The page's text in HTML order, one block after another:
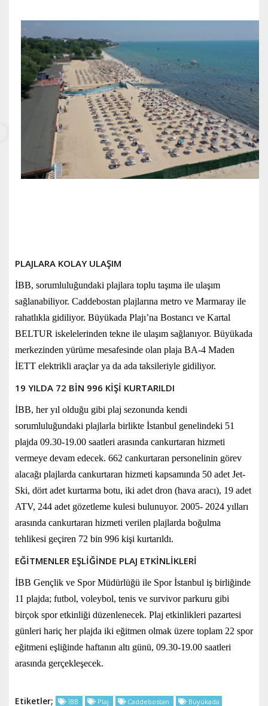
PLAJLARA KOLAY ULAŞIM
İBB, sorumluluğundaki plajlara toplu taşıma ile ulaşım
sağlanabiliyor. Caddebostan plajlarına metro ve Marmaray ile
rahatlıkla gidiliyor. Büyükada Plajı’na Bostancı ve Kartal
BELTUR iskelelerinden tekne ile ulaşım sağlanıyor. Büyükada
merkezinden yürüme mesafesinde olan plaja BA-4 Maden
İETT elektrikli araçlar ya da ada taksileriyle gidiliyor.
19 YILDA 72 BİN 996 KİŞİ KURTARILDI
İBB, her yıl olduğu gibi plaj sezonunda kendi
sorumluluğundaki plajlarla birlikte İstanbul genelindeki 51
plajda 09.30-19.00 saatleri arasında cankurtaran hizmeti
vermeye devam edecek. 662 cankurtaran personelinin görev
alacağı plajlarda cankurtaran hizmeti kapsamında 50 adet Jet-
Ski, dört adet kurtarma botu, iki adet dron (hava aracı), 19 adet
ATV, 244 adet gözetleme kulesi bulunuyor. 2005- 2024 yılları
arasında cankurtaran hizmeti verilen plajlarda boğulma
tehlikesi geçiren 72 bin 996 kişi kurtarıldı.
EĞİTMENLER EŞLİĞİNDE PLAJ ETKİNLİKLERİ
İBB Gençlik ve Spor Müdürlüğü ile Spor İstanbul iş birliğinde
11 plajda; futbol, voleybol, tenis ve survivor parkuru gibi
birçok spor etkinliği düzenlenecek. Plaj etkinlikleri pazartesi
günleri hariç her plajda iki eğitmen olmak üzere toplam 22 spor
eğitmeni eşliğinde haftanın altı günü, 09.30-19.00 saatleri
arasında gerçekleşecek.
Etiketler; İBB Plaj Caddebostan Büyükada